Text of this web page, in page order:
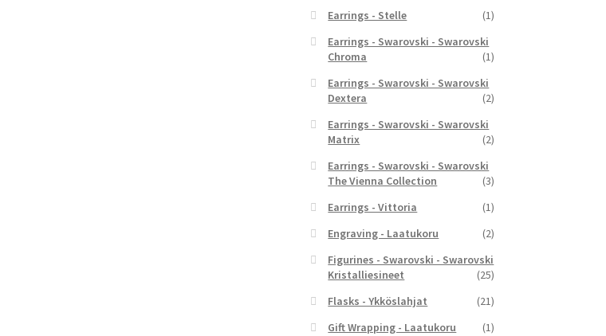
Earrings - Stelle
(1)
Earrings - Swarovski - Swarovski
Chroma
(1)
Earrings - Swarovski - Swarovski
Dextera
(2)
Earrings - Swarovski - Swarovski
Matrix
(2)
Earrings - Swarovski - Swarovski
The Vienna Collection
(3)
Earrings - Vittoria
(1)
Engraving - Laatukoru
(2)
Figurines - Swarovski - Swarovski
Kristalliesineet
(25)
Flasks - Ykköslahjat
(21)
Gift Wrapping - Laatukoru
(1)